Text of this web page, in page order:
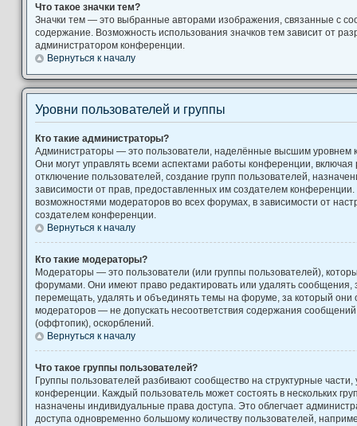
Что такое значки тем?
Значки тем — это выбранные авторами изображения, связанные с
содержание. Возможность использования значков тем зависит от
администратором конференции.
Вернуться к началу
Уровни пользователей и группы
Кто такие администраторы?
Администраторы — это пользователи, наделённые высшим уровнем
Они могут управлять всеми аспектами работы конференции, включая
отключение пользователей, создание групп пользователей,
зависимости от прав, предоставленных им создателем
возможностями модераторов во всех форумах, в зависимости от
создателем конференции.
Вернуться к началу
Кто такие модераторы?
Модераторы — это пользователи (или группы пользователей),
форумами. Они имеют право редактировать или удалять сообщения,
перемещать, удалять и объединять темы на форуме, за который они
модераторов — не допускать несоответствия содержания
(оффтопик), оскорблений.
Вернуться к началу
Что такое группы пользователей?
Группы пользователей разбивают сообщество на структурные
конференции. Каждый пользователь может состоять в нескольких
назначены индивидуальные права доступа. Это облегчает
доступа одновременно большому количеству пользователей,